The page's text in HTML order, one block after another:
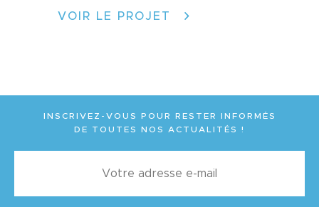
VOIR LE PROJET
INSCRIVEZ-VOUS POUR RESTER INFORMÉS
DE TOUTES NOS ACTUALITÉS !